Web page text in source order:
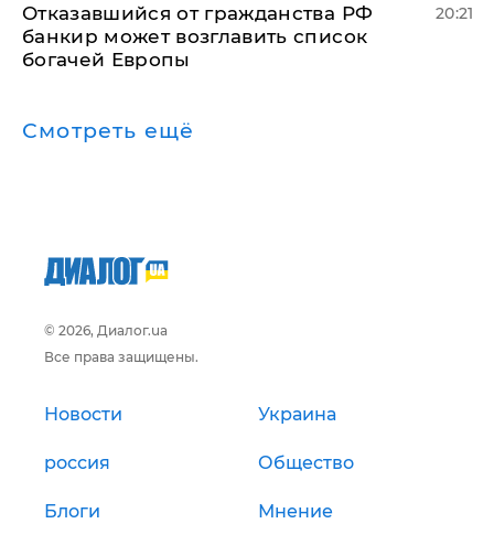
Отказавшийся от гражданства РФ
банкир может возглавить список
богачей Европы
20:21
Смотреть ещё
© 2026, Диалог.ua
Все права защищены.
Новости Украина
россия Общество
Блоги Мнение